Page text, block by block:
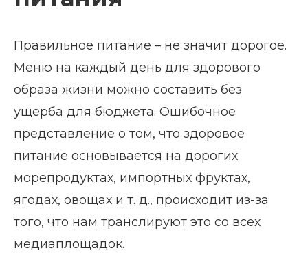
Правильное питание – не значит дорогое.
Меню на каждый день для здорового
образа жизни можно составить без
ущерба для бюджета. Ошибочное
представление о том, что здоровое
питание основывается на дорогих
морепродуктах, импортных фруктах,
ягодах, овощах и т. д., происходит из-за
того, что нам транслируют это со всех
медиаплощадок.